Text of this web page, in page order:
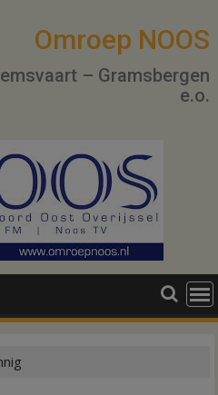
Omroep NOOS
– Gramsbergen
e.o.